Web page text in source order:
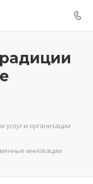
услуг и организации
инновации